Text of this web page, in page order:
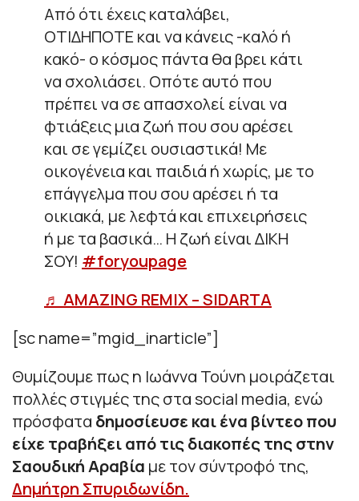
Από ότι έχεις καταλάβει,
ΟΤΙΔΗΠΟΤΕ και να κάνεις -καλό ή
κακό- ο κόσμος πάντα θα βρει κάτι
να σχολιάσει. Οπότε αυτό που
πρέπει να σε απασχολεί είναι να
φτιάξεις μια ζωή που σου αρέσει
και σε γεμίζει ουσιαστικά! Με
οικογένεια και παιδιά ή χωρίς, με το
επάγγελμα που σου αρέσει ή τα
οικιακά, με λεφτά και επιχειρήσεις
ή με τα βασικά… Η ζωή είναι ΔΙΚΗ
ΣΟΥ! #foryoupagе
♬ AMAZING REMIX – SIDARTA
[sc name=”mgid_inarticle”]
Θυμίζουμε πως η Ιωάννα Τούνη μοιράζεται
πολλές στιγμές της στα social media, ενώ
πρόσφατα δημοσίευσε και ένα βίντεο που
είχε τραβήξει από τις διακοπές της στην
Σαουδική Αραβία με τον σύντροφό της,
Δημήτρη Σπυριδωνίδη.